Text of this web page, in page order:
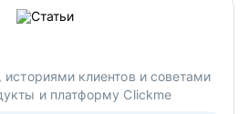
клиентов и советами
и платформу Clickme